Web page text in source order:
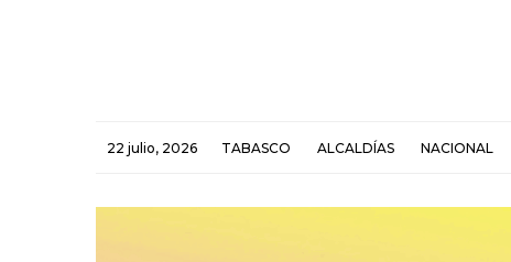
22 julio, 2026 TABASCO ALCALDÍAS NACIONAL